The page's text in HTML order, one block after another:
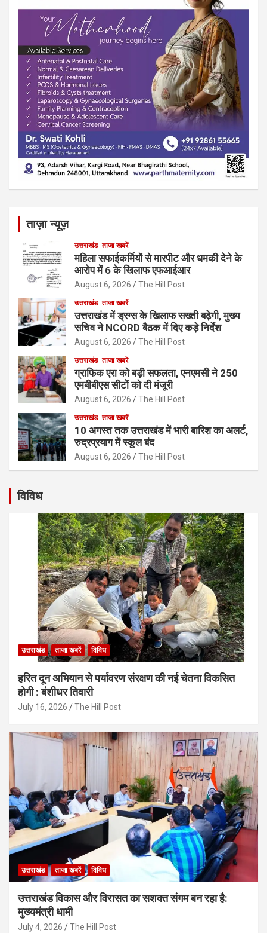
ताज़ा न्यूज़
उत्तराखंड ताजा खबरें
महिला सफाईकर्मियों से मारपीट और धमकी देने के
आरोप में 6 के खिलाफ एफआईआर
August 6, 2026 The Hill Post
उत्तराखंड ताजा खबरें
उत्तराखंड में ड्रग्स के खिलाफ सख्ती बढ़ेगी, मुख्य
सचिव ने NCORD बैठक में दिए कड़े निर्देश
August 6, 2026 The Hill Post
उत्तराखंड ताजा खबरें
ग्राफिक एरा को बड़ी सफलता, एनएमसी ने 250
एमबीबीएस सीटों को दी मंजूरी
August 6, 2026 The Hill Post
उत्तराखंड ताजा खबरें
10 अगस्त तक उत्तराखंड में भारी बारिश का अलर्ट,
रुद्रप्रयाग में स्कूल बंद
August 6, 2026 The Hill Post
विविध
उत्तराखंड ताजा खबरें विविध
हरित दून अभियान से पर्यावरण संरक्षण की नई चेतना विकसित
होगी : बंशीधर तिवारी
July 16, 2026 The Hill Post
उत्तराखंड ताजा खबरें विविध
उत्तराखंड विकास और विरासत का सशक्त संगम बन रहा है:
मुख्यमंत्री धामी
July 4, 2026 The Hill Post